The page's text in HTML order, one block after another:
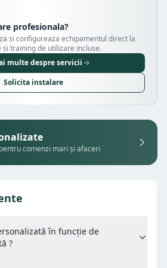
profesionala?
si configureaza echipamentul direct la
training de utilizare incluse.
multe despre servicii
Solicita instalare
comenzi mari și afaceri
în funcție de
?